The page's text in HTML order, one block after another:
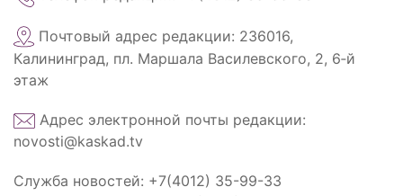
Почтовый адрес редакции: 236016,
Калининград, пл. Маршала Василевского, 2, 6‑й
этаж
Адрес электронной почты редакции:
novosti@kaskad.tv
Служба новостей: +7(4012) 35-99-33